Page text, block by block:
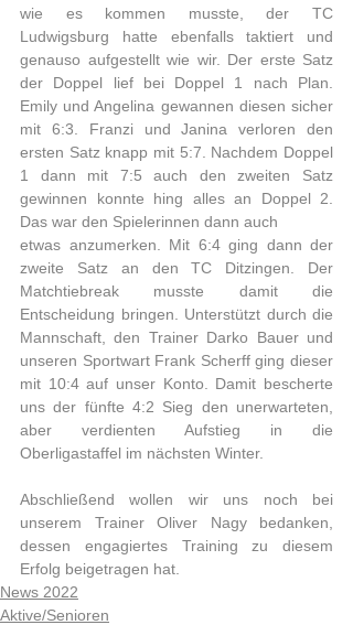
wie es kommen musste, der TC
Ludwigsburg hatte ebenfalls taktiert und
genauso aufgestellt wie wir. Der erste Satz
der Doppel lief bei Doppel 1 nach Plan.
Emily und Angelina gewannen diesen sicher
mit 6:3. Franzi und Janina verloren den
ersten Satz knapp mit 5:7. Nachdem Doppel
1 dann mit 7:5 auch den zweiten Satz
gewinnen konnte hing alles an Doppel 2.
Das war den Spielerinnen dann auch
etwas anzumerken. Mit 6:4 ging dann der
zweite Satz an den TC Ditzingen. Der
Matchtiebreak musste damit die
Entscheidung bringen. Unterstützt durch die
Mannschaft, den Trainer Darko Bauer und
unseren Sportwart Frank Scherff ging dieser
mit 10:4 auf unser Konto. Damit bescherte
uns der fünfte 4:2 Sieg den unerwarteten,
aber verdienten Aufstieg in die
Oberligastaffel im nächsten Winter.
Abschließend wollen wir uns noch bei
unserem Trainer Oliver Nagy bedanken,
dessen engagiertes Training zu diesem
Erfolg beigetragen hat.
News 2022
Aktive/Senioren